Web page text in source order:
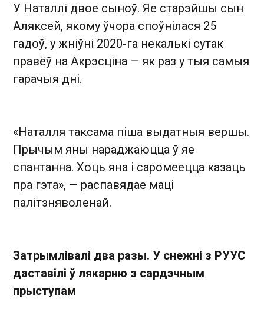
У Наталлі двое сыноў. Яе старэйшы сын
Аляксей, якому ўчора споўнілася 25
гадоў, у жніўні 2020-га некалькі сутак
правёў на Акрэсціна — як раз у тыя самыя
гарачыя дні.
«Наталля таксама піша выдатныя вершы.
Прычым яны нараджаюцца ў яе
спантанна. Хоць яна і саромеецца казаць
пра гэта», — распавядае маці
палітзняволенай.
Затрымлівалі два разы. У снежні з РУУС
даставілі ў лякарню з сардэчным
прыступам